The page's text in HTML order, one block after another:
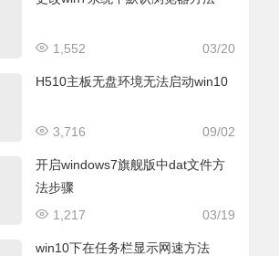
03/20
1,552
H510主板无盘环境无法启动win10
09/02
3,716
开启windows7旗舰版中dat文件方
法步骤
03/19
1,217
win10下在任务栏显示网速方法